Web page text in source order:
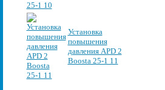
Установка
повышения
давления APD 2
Boosta 25-1 11